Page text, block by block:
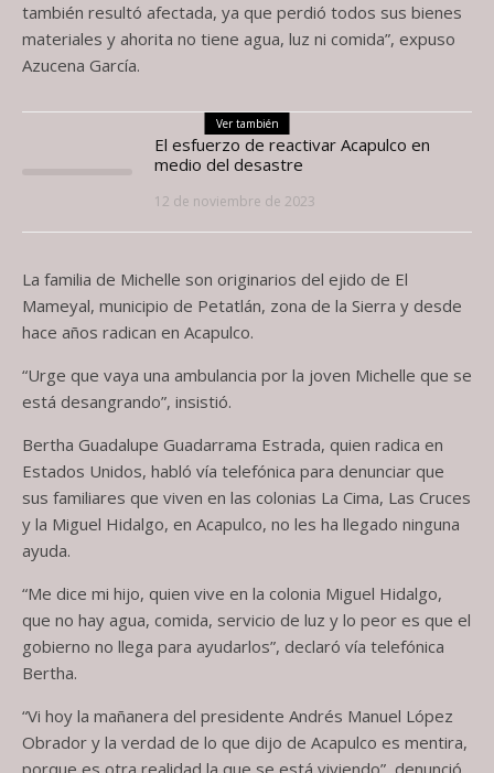
también resultó afectada, ya que perdió todos sus bienes
materiales y ahorita no tiene agua, luz ni comida”, expuso
Azucena García.
Ver también
El esfuerzo de reactivar Acapulco en
medio del desastre
12 de noviembre de 2023
La familia de Michelle son originarios del ejido de El
Mameyal, municipio de Petatlán, zona de la Sierra y desde
hace años radican en Acapulco.
“Urge que vaya una ambulancia por la joven Michelle que se
está desangrando”, insistió.
Bertha Guadalupe Guadarrama Estrada, quien radica en
Estados Unidos, habló vía telefónica para denunciar que
sus familiares que viven en las colonias La Cima, Las Cruces
y la Miguel Hidalgo, en Acapulco, no les ha llegado ninguna
ayuda.
“Me dice mi hijo, quien vive en la colonia Miguel Hidalgo,
que no hay agua, comida, servicio de luz y lo peor es que el
gobierno no llega para ayudarlos”, declaró vía telefónica
Bertha.
“Vi hoy la mañanera del presidente Andrés Manuel López
Obrador y la verdad de lo que dijo de Acapulco es mentira,